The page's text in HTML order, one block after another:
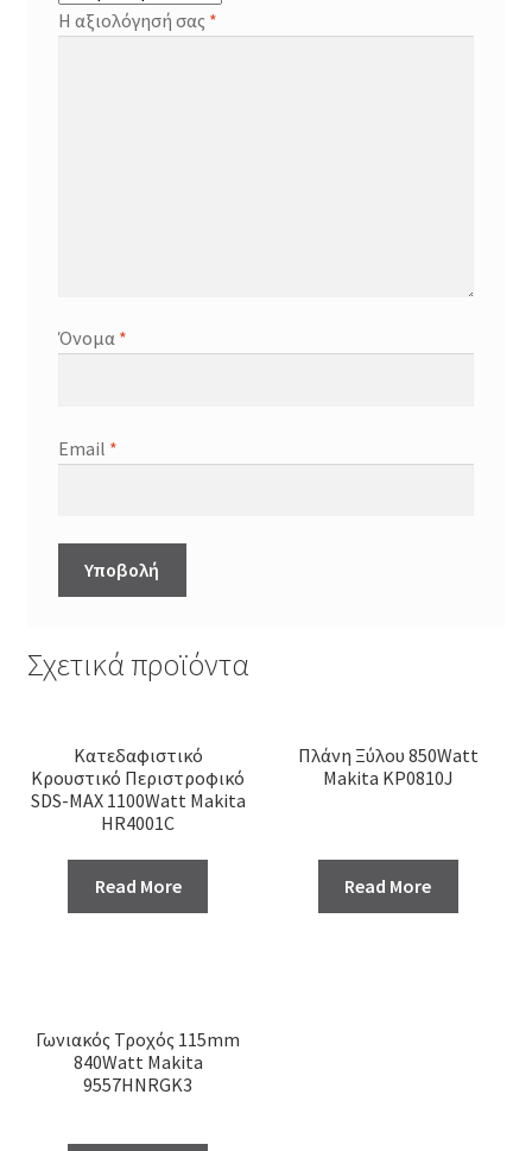
Η αξιολόγησή σας *
Όνομα *
Email *
Σχετικά προϊόντα
Κατεδαφιστικό
Κρουστικό Περιστροφικό
SDS-ΜΑΧ 1100Watt Makita
HR4001C
Read More
Πλάνη Ξύλου 850Watt
Makita KP0810J
Read More
Γωνιακός Τροχός 115mm
840Watt Makita
9557HNRGK3